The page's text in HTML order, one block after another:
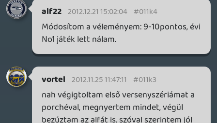
FredPerry 2012.11.19 15:39:05 #011jt
Nekem a demo nem tetszik egyáltalán,
úgyhogy ezt majd olyan 3-4ezres
lehet még akkor sem.
alf22 2012.11.19 08:10:21 #011js